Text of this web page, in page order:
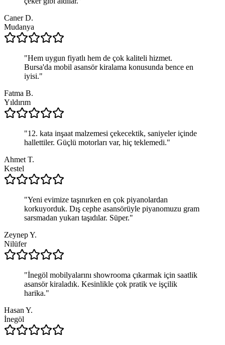
Caner D.
Mudanya
"Hem uygun fiyatlı hem de çok kaliteli hizmet.
Bursa'da mobil asansör kiralama konusunda bence en
iyisi."
Fatma B.
Yıldırım
"12. kata inşaat malzemesi çekecektik, saniyeler içinde
hallettiler. Güçlü motorları var, hiç teklemedi."
Ahmet T.
Kestel
"Yeni evimize taşınırken en çok piyanolardan
korkuyorduk. Dış cephe asansörüyle piyanomuzu gram
sarsmadan yukarı taşıdılar. Süper."
Zeynep Y.
Nilüfer
"İnegöl mobilyalarını showrooma çıkarmak için saatlik
asansör kiraladık. Kesinlikle çok pratik ve işçilik
harika."
Hasan Y.
İnegöl